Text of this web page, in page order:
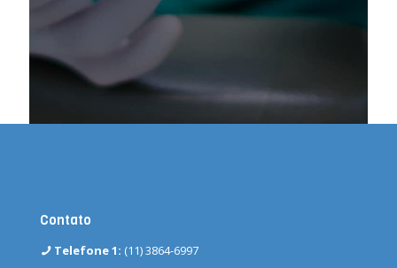
Contato
Telefone 1: (11) 3864-6997